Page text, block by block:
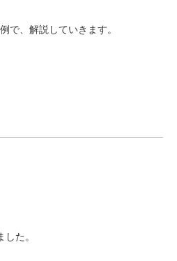
で、解説していきます。
た。